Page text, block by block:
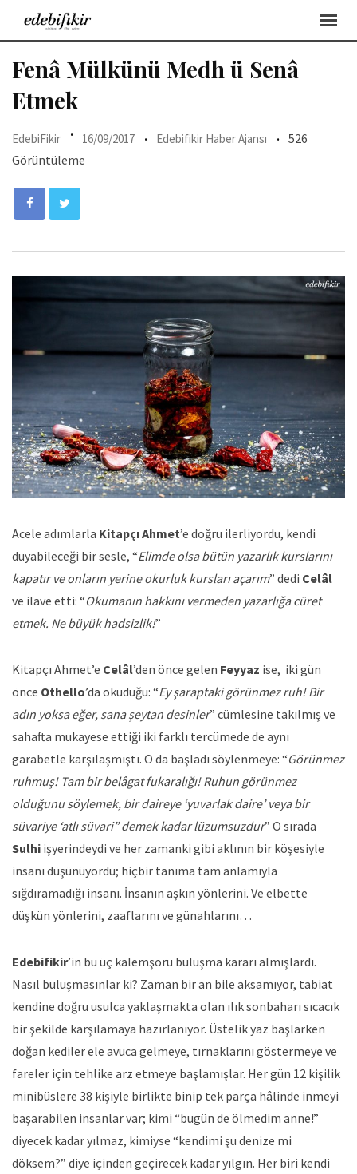
Fenâ Mülkünü Medh ü Senâ
Etmek
EdebiFikir 16/09/2017 Edebifikir Haber Ajansı
526
Görüntüleme
Acele adımlarla Kitapçı Ahmet’e doğru ilerliyordu, kendi
duyabileceği bir sesle, “Elimde olsa bütün yazarlık kurslarını
kapatır ve onların yerine okurluk kursları açarım” dedi Celâl
ve ilave etti: “Okumanın hakkını vermeden yazarlığa cüret
etmek. Ne büyük hadsizlik!”
Kitapçı Ahmet’e Celâl’den önce gelen Feyyaz ise, iki gün
önce Othello’da okuduğu: “Ey şaraptaki görünmez ruh! Bir
adın yoksa eğer, sana şeytan desinler” cümlesine takılmış ve
sahafta mukayese ettiği iki farklı tercümede de aynı
garabetle karşılaşmıştı. O da başladı söylenmeye: “Görünmez
ruhmuş! Tam bir belâgat fukaralığı! Ruhun görünmez
olduğunu söylemek, bir daireye ‘yuvarlak daire’ veya bir
süvariye ‘atlı süvari” demek kadar lüzumsuzdur” O sırada
Sulhi işyerindeydi ve her zamanki gibi aklının bir köşesiyle
insanı düşünüyordu; hiçbir tanıma tam anlamıyla
sığdıramadığı insanı. İnsanın aşkın yönlerini. Ve elbette
düşkün yönlerini, zaaflarını ve günahlarını…
Edebifikir’in bu üç kalemşoru buluşma kararı almışlardı.
Nasıl buluşmasınlar ki? Zaman bir an bile aksamıyor, tabiat
kendine doğru usulca yaklaşmakta olan ılık sonbaharı sıcacık
bir şekilde karşılamaya hazırlanıyor. Üstelik yaz başlarken
doğan kediler ele avuca gelmeye, tırnaklarını göstermeye ve
fareler için tehlike arz etmeye başlamışlar. Her gün 12 kişilik
minibüslere 38 kişiyle birlikte binip tek parça hâlinde inmeyi
başarabilen insanlar var; kimi “bugün de ölmedim anne!”
diyecek kadar yılmaz, kimiyse “kendimi şu denize mi
döksem?” diye içinden geçirecek kadar yılgın. Her biri kendi